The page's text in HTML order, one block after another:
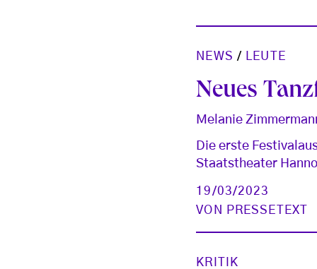
NEWS / LEUTE
Neues
Melanie
Die erste
Staatstheater
19/03/2023
VON
PRESSETEXT
KRITIK